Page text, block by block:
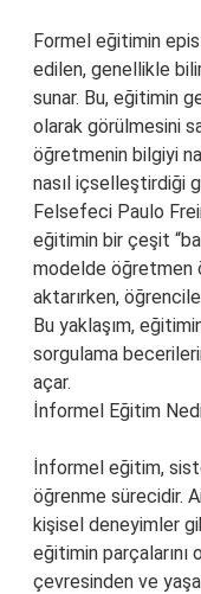
Formel eğitimin
edilen, genellikle
sunar. Bu, eğitimin
olarak görülmesini
öğretmenin bilgiyi
nasıl içselleştirdiği
Felsefeci Paulo
eğitimin bir çeşit
modelde öğretmen
aktarırken,
Bu yaklaşım,
sorgulama
açar.
İnformel Eğitim
İnformel eğitim,
öğrenme sürecidir.
kişisel deneyimler
eğitimin
çevresinden ve